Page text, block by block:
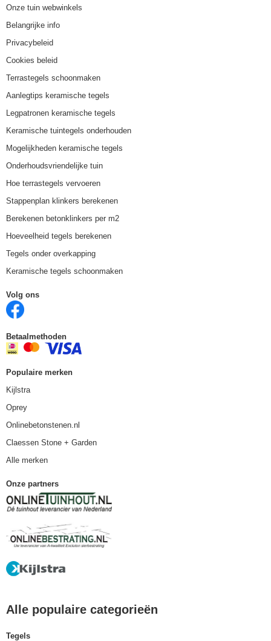
Onze tuin webwinkels
Belangrijke info
Privacybeleid
Cookies beleid
Terrastegels schoonmaken
Aanlegtips keramische tegels
Legpatronen keramische tegels
Keramische tuintegels onderhouden
Mogelijkheden keramische tegels
Onderhoudsvriendelijke tuin
Hoe terrastegels vervoeren
Stappenplan klinkers berekenen
Berekenen betonklinkers per m2
Hoeveelheid tegels berekenen
Tegels onder overkapping
Keramische tegels schoonmaken
Volg ons
Betaalmethoden
Populaire merken
Kijlstra
Oprey
Onlinebetonstenen.nl
Claessen Stone + Garden
Alle merken
Onze partners
Alle populaire categorieën
Tegels